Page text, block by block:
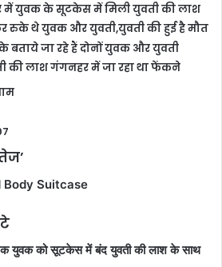
में युवक के सूटकेस में मिली युवती की लाश
रुके थे युवक और युवती,युवती की हुई है मौत
के बताये जा रहे हैं दोनों युवक और युवती
की लाश गंगनहर में जा रहा था फेंकने
Suitcase
एक युवक को सूटकेस में बंद युवती की लाश के साथ